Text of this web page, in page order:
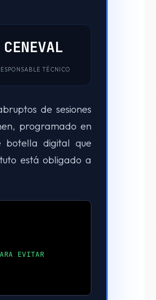
CENEVAL
TÉCNICO
de sesiones
programado en
botella digital que
está obligado a
EVITAR